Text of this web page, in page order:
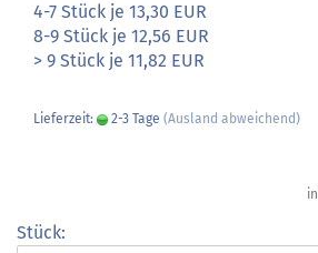
4-7 Stück je 13,30 EUR
8-9 Stück je 12,56 EUR
> 9 Stück je 11,82 EUR
Lieferzeit: 2-3 Tage (Ausland abweichend)
Stück: